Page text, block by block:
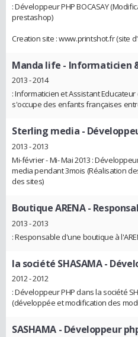
: Développeur PHP BOCASAY
prestashop)
Creation site : www.printshot.fr (site
Manda life - Informaticien
2013 - 2014
: Informaticien et Assistant
s'occupe des enfants françaises
Sterling media -
2013 - 2013
Mi-février - Mi- Mai 2013 :
media pendant 3mois (Réalisation
des sites)
Boutique ARENA-
2013 - 2013
: Responsable d'une boutique à
la société SHASAMA-
2012 - 2012
: Développeur PHP dans la société
(développée et modification des
SASHAMA - Développeur